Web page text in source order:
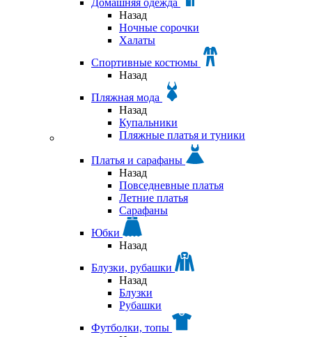
Домашняя одежда
Назад
Ночные сорочки
Халаты
Спортивные костюмы
Назад
Пляжная мода
Назад
Купальники
Пляжные платья и туники
Платья и сарафаны
Назад
Повседневные платья
Летние платья
Сарафаны
Юбки
Назад
Блузки, рубашки
Назад
Блузки
Рубашки
Футболки, топы